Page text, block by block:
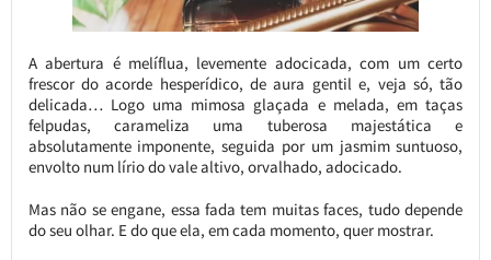
A abertura é melíflua, levemente adocicada, com um certo
frescor do acorde hesperídico, de aura gentil e, veja só, tão
delicada… Logo uma mimosa glaçada e melada, em taças
felpudas, carameliza uma tuberosa majestática e
absolutamente imponente, seguida por um jasmim suntuoso,
envolto num lírio do vale altivo, orvalhado, adocicado.
Mas não se engane, essa fada tem muitas faces, tudo depende
do seu olhar. E do que ela, em cada momento, quer mostrar.